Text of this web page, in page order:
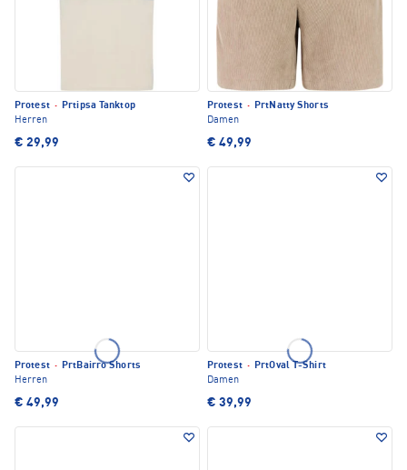
Protest · Prtipsa Tanktop
Herren
€ 29,99
Protest · PrtNatty Shorts
Damen
€ 49,99
Protest · PrtBairro Shorts
Herren
€ 49,99
Protest · PrtOval T-Shirt
Damen
€ 39,99